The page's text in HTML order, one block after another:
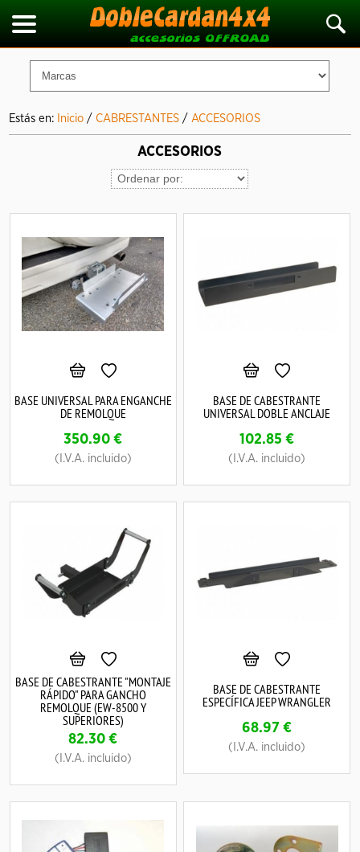
Estás en: Inicio /CABRESTANTES /ACCESORIOS
ACCESORIOS
BASE UNIVERSAL PARA ENGANCHE
DE REMOLQUE
350.90 €
(I.V.A. incluido)
BASE DE CABESTRANTE
UNIVERSAL DOBLE ANCLAJE
102.85 €
(I.V.A. incluido)
BASE DE CABESTRANTE "MONTAJE
RÁPIDO" PARA GANCHO
REMOLQUE (EW-8500 Y
SUPERIORES)
82.30 €
(I.V.A. incluido)
BASE DE CABESTRANTE
ESPECÍFICA JEEP WRANGLER
68.97 €
(I.V.A. incluido)